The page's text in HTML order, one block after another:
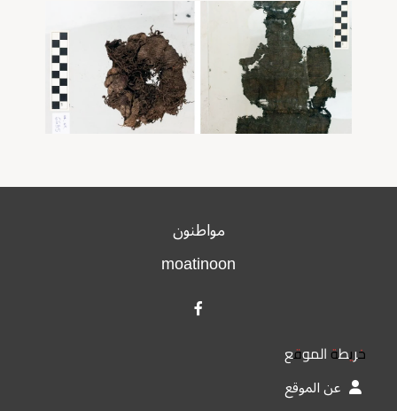
مواطنون
moatinoon
خريطة الموقع
عن الموقع